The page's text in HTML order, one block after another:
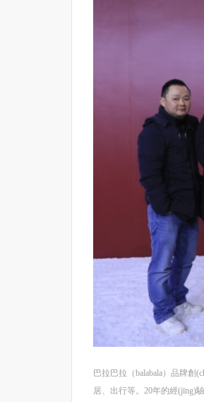
巴拉巴拉（balabala）品牌創
居、出行等。20年的經(jīng)